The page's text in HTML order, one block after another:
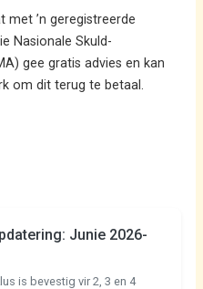
met ’n geregistreerde
Nasionale Skuld-
gee gratis advies en kan
om dit terug te betaal.
Junie 2026-
is bevestig vir 2, 3 en 4